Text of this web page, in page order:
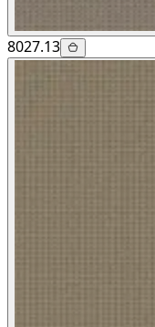
8027.13